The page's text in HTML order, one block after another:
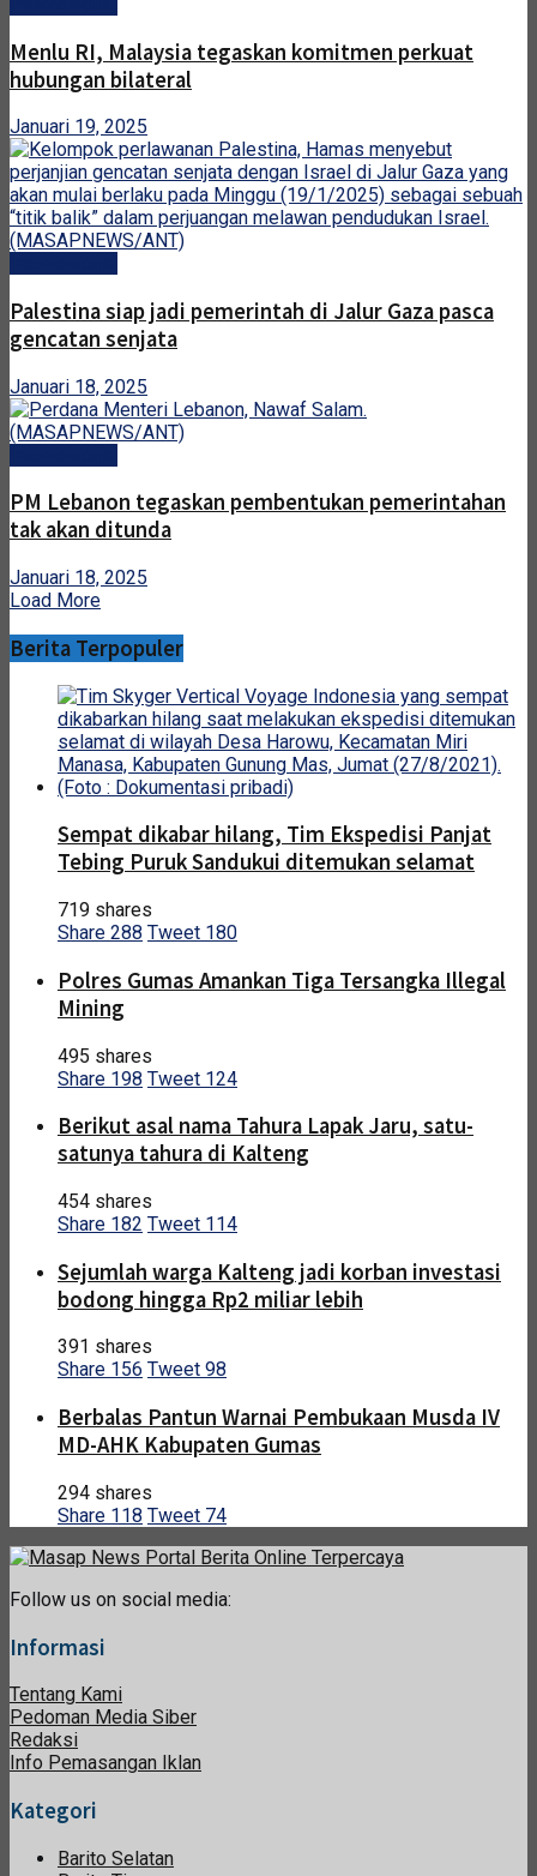
Menlu RI, Malaysia tegaskan komitmen perkuat
hubungan bilateral
Januari 19, 2025
Palestina siap jadi pemerintah di Jalur Gaza pasca
gencatan senjata
Januari 18, 2025
PM Lebanon tegaskan pembentukan pemerintahan
tak akan ditunda
Januari 18, 2025
Load More
Berita Terpopuler
Sempat dikabar hilang, Tim Ekspedisi Panjat
Tebing Puruk Sandukui ditemukan selamat
719 shares
Share 288 Tweet 180
Polres Gumas Amankan Tiga Tersangka Illegal
Mining
495 shares
Share 198 Tweet 124
Berikut asal nama Tahura Lapak Jaru, satu-
satunya tahura di Kalteng
454 shares
Share 182 Tweet 114
Sejumlah warga Kalteng jadi korban investasi
bodong hingga Rp2 miliar lebih
391 shares
Share 156 Tweet 98
Berbalas Pantun Warnai Pembukaan Musda IV
MD-AHK Kabupaten Gumas
294 shares
Share 118 Tweet 74
Follow us on social media:
Informasi
Tentang Kami
Pedoman Media Siber
Redaksi
Info Pemasangan Iklan
Kategori
Barito Selatan